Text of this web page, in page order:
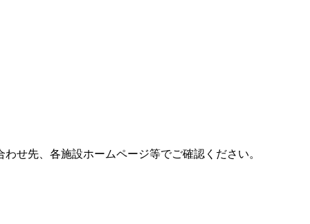
せ先、各施設ホームページ等でご確認ください。